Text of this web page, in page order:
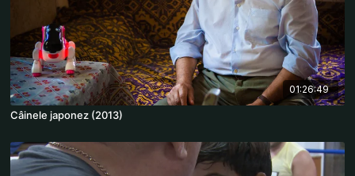
01:26:49
Câinele japonez (2013)